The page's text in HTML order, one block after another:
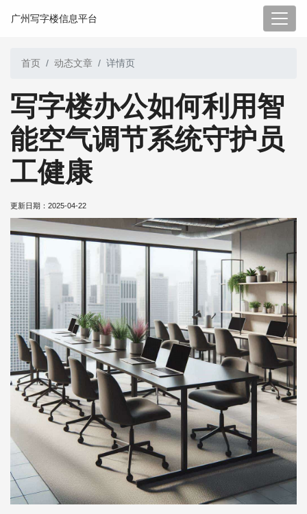
广州写字楼信息平台
首页 动态文章 详情页
写字楼办公如何利用智
能空气调节系统守护员
工健康
更新日期： 2025-04-22